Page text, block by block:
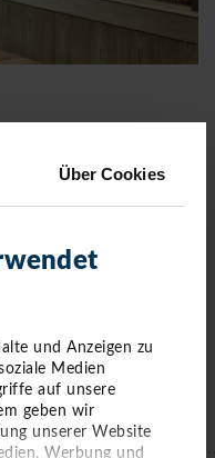
Über Cookies
und Anzeigen zu
Medien
auf unsere
geben wir
unserer Website
Werbung und